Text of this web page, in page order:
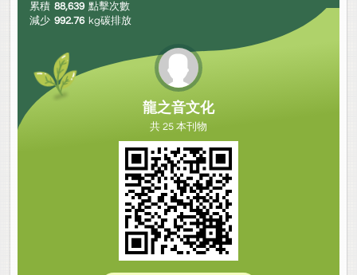
累積 88,639 點擊次數
減少 992.76 kg碳排放
龍之音文化
共 25 本刊物